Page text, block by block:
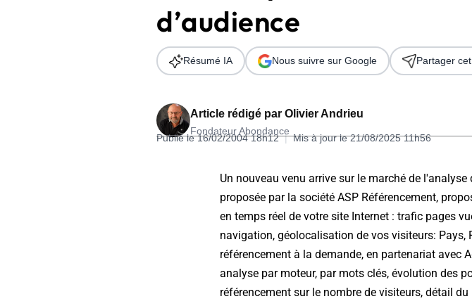
Télécharger l'Ebook
Formation SEO & GEO - Edition 2026
d’audience
Article rédigé par Olivier Andrieu
Fondateur Abondance
Publié le 16/02/2004 18h12 | Mis à jour le 21/08/2025 11h56
Résumé IA Nous suivre sur Google Partager
Un nouveau venu arrive sur le marché de
proposée par la société ASP Référencement,
en temps réel de votre site Internet : trafic pages
navigation, géolocalisation de vos visiteurs: Pays,
référencement à la demande, en partenariat avec
analyse par moteur, par mots clés, évolution des
référencement sur le nombre de visiteurs, détail